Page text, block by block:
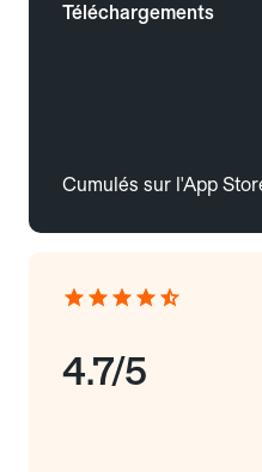
Téléchargements
Cumulés sur l'App
4.7/5